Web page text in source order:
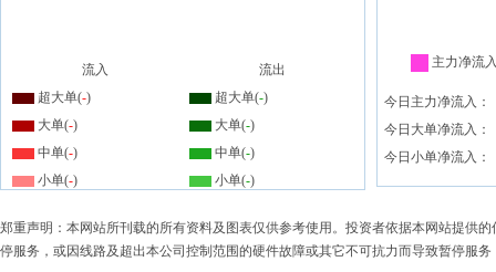
流入
流出
超大单(-) 超大单(-)
大单(-) 大单(-)
中单(-) 中单(-)
小单(-) 小单(-)
主力净流
今日主力净流入：
今日大单净流入：
今日小单净流入：
郑重声明：本网站所刊载的所有资料及图表仅供参考使用。投资者依据本网站提供
停服务，或因线路及超出本公司控制范围的硬件故障或其它不可抗力而导致暂停服